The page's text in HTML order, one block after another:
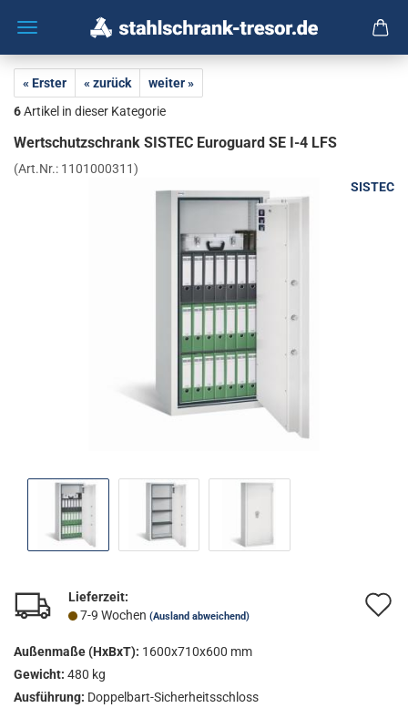
« Erster « zurück
weiter »
6Artikel in dieser Kategorie
Wert­schutz­schrank SIS­TEC Eu­ro­guard SE I-4 LFS
(Art.Nr.: 1101000311)
SISTEC
Lieferzeit:
7-9 Wochen (Ausland abweichend)
Außenmaße (HxBxT): 1600x710x600 mm
Gewicht: 480 kg
Ausführung: Doppelbart-Sicherheitsschloss